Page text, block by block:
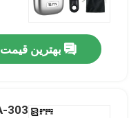
بهترین قیمت